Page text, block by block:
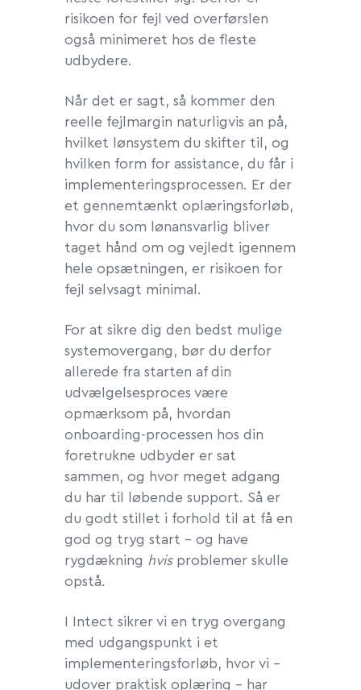
risikoen for fejl ved overførslen
også minimeret hos de fleste
udbydere.
Når det er sagt, så kommer den
reelle fejlmargin naturligvis an på,
hvilket lønsystem du skifter til, og
hvilken form for assistance, du får i
implementeringsprocessen. Er der
et gennemtænkt oplæringsforløb,
hvor du som lønansvarlig bliver
taget hånd om og vejledt igennem
hele opsætningen, er risikoen for
fejl selvsagt minimal.
For at sikre dig den bedst mulige
systemovergang, bør du derfor
allerede fra starten af din
udvælgelsesproces være
opmærksom på, hvordan
onboarding-processen hos din
foretrukne udbyder er sat
sammen, og hvor meget adgang
du har til løbende support. Så er
du godt stillet i forhold til at få en
god og tryg start – og have
rygdækning hvis problemer skulle
opstå.
I Intect sikrer vi en tryg overgang
med udgangspunkt i et
implementeringsforløb, hvor vi –
udover praktisk oplæring – har